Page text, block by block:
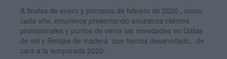
A finales de enero y primeros de febrero de 2020 , como
cada año, estuvimos presentando anuestros clientes
profesionales y puntos de venta las novedades en Gafas
de sol y Relojes de madera que hemos desarrollado, de
cara a la temporada 2020.